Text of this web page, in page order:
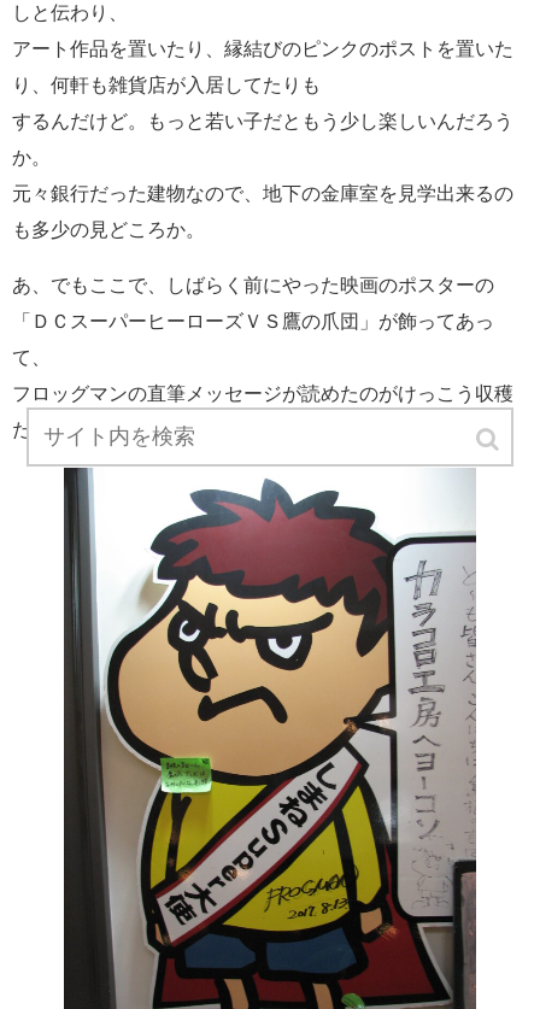
しと伝わり、
アート作品を置いたり、縁結びのピンクのポストを置いた
り、何軒も雑貨店が入居してたりも
するんだけど。もっと若い子だともう少し楽しいんだろう
か。
元々銀行だった建物なので、地下の金庫室を見学出来るの
も多少の見どころか。
あ、でもここで、しばらく前にやった映画のポスターの
「ＤＣスーパーヒーローズＶＳ鷹の爪団」が飾ってあっ
て、
フロッグマンの直筆メッセージが読めたのがけっこう収穫
だった。